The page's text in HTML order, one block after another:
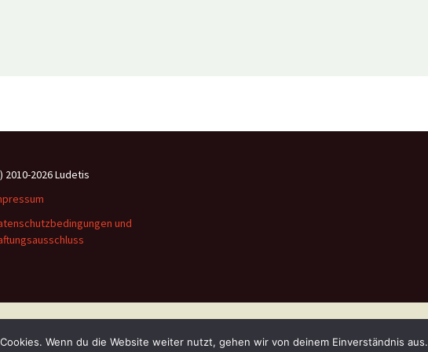
2010-2026 Ludetis
und
Wenn du die Website weiter nutzt, gehen wir von deinem Einverständnis aus.